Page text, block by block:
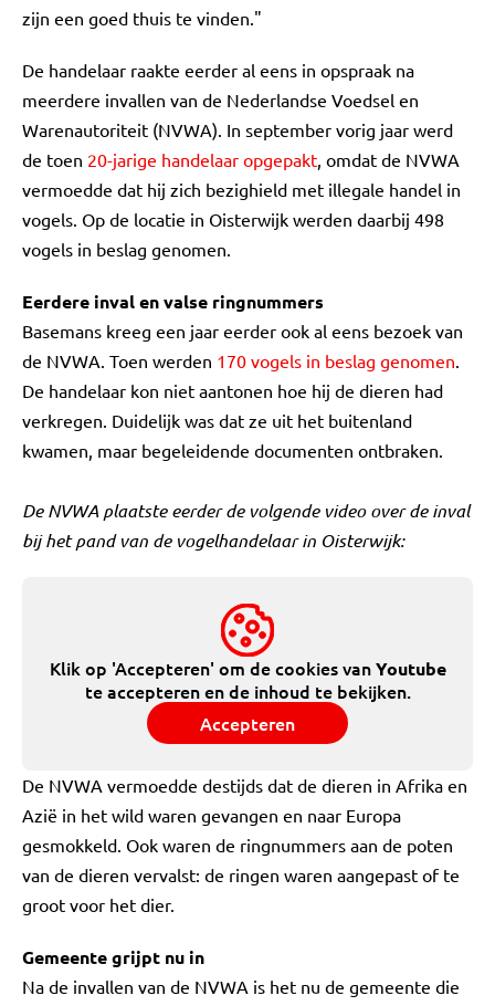
zijn een goed thuis te vinden."
De handelaar raakte eerder al eens in opspraak na
meerdere invallen van de Nederlandse Voedsel en
Warenautoriteit (NVWA). In september vorig jaar werd
de toen 20-jarige handelaar opgepakt, omdat de NVWA
vermoedde dat hij zich bezighield met illegale handel in
vogels. Op de locatie in Oisterwijk werden daarbij 498
vogels in beslag genomen.
Eerdere inval en valse ringnummers
Basemans kreeg een jaar eerder ook al eens bezoek van
de NVWA. Toen werden 170 vogels in beslag genomen.
De handelaar kon niet aantonen hoe hij de dieren had
verkregen. Duidelijk was dat ze uit het buitenland
kwamen, maar begeleidende documenten ontbraken.
De NVWA plaatste eerder de volgende video over de inval
bij het pand van de vogelhandelaar in Oisterwijk:
Klik op 'Accepteren' om de cookies vanYoutube
te accepteren en de inhoud te bekijken.
Accepteren
De NVWA vermoedde destijds dat de dieren in Afrika en
Azië in het wild waren gevangen en naar Europa
gesmokkeld. Ook waren de ringnummers aan de poten
van de dieren vervalst: de ringen waren aangepast of te
groot voor het dier.
Gemeente grijpt nu in
Na de invallen van de NVWA is het nu de gemeente die